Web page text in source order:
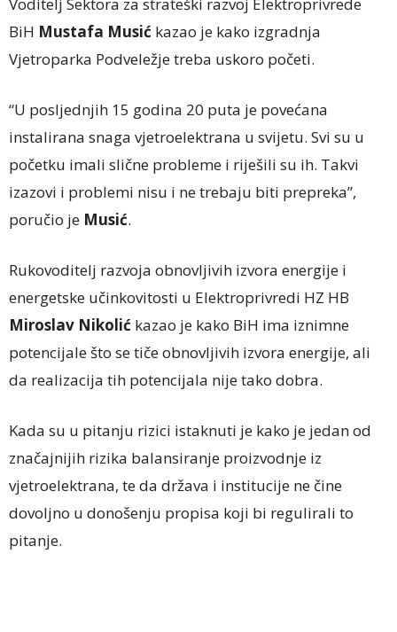
Voditelj Sektora za strateški razvoj Elektroprivrede
BiH Mustafa Musić kazao je kako izgradnja
Vjetroparka Podveležje treba uskoro početi.
“U posljednjih 15 godina 20 puta je povećana
instalirana snaga vjetroelektrana u svijetu. Svi su u
početku imali slične probleme i riješili su ih. Takvi
izazovi i problemi nisu i ne trebaju biti prepreka”,
poručio je Musić.
Rukovoditelj razvoja obnovljivih izvora energije i
energetske učinkovitosti u Elektroprivredi HZ HB
Miroslav Nikolić kazao je kako BiH ima iznimne
potencijale što se tiče obnovljivih izvora energije, ali
da realizacija tih potencijala nije tako dobra.
Kada su u pitanju rizici istaknuti je kako je jedan od
značajnijih rizika balansiranje proizvodnje iz
vjetroelektrana, te da država i institucije ne čine
dovoljno u donošenju propisa koji bi regulirali to
pitanje.